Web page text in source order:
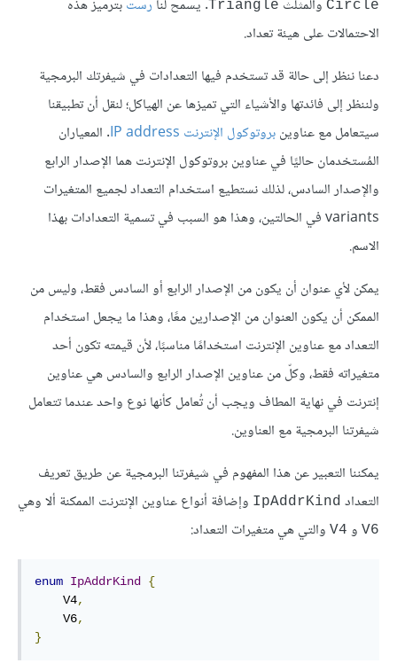
Circle والمثلث Triangle. يسمح لنا رستبترميز هذه
الاحتمالات على هيئة تعداد.
دعنا ننظر إلى حالة قد تستخدم فيها التعدادات في شيفرتك البرمجية
ولننظر إلى فائدتها والأشياء التي تميزها عن الهياكل؛ لنقل أن تطبيقنا
سيتعامل مع عناوينبروتوكول الإنترنت IP address
. المعياران
المُستخدمان حاليًا في عناوين بروتوكول الإنترنت هما الإصدار الرابع
والإصدار السادس، لذلك نستطيع استخدام التعداد لجميع المتغيرات
variants في الحالتين، وهذا هو السبب في تسمية التعدادات بهذا
الاسم.
يمكن لأي عنوان أن يكون من الإصدار الرابع أو السادس فقط، وليس من
الممكن أن يكون العنوان من الإصدارين معًا، وهذا ما يجعل استخدام
التعداد مع عناوين الإنترنت استخدامًا مناسبًا، لأن قيمته تكون أحد
متغيراته فقط، وكلّ من عناوين الإصدار الرابع والسادس هي عناوين
إنترنت في نهاية المطاف ويجب أن تُعامل كأنها نوع واحد عندما تتعامل
شيفرتنا البرمجية مع العناوين.
يمكننا التعبير عن هذا المفهوم في شيفرتنا البرمجية عن طريق تعريف
التعداد IpAddrKind وإضافة أنواع عناوين الإنترنت الممكنة ألا وهي
V6 و V4 والتي هي متغيرات التعداد:
enum IpAddrKind
{
    V4
,
    V6
,
}